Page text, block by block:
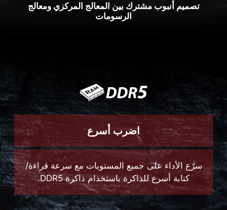
سرّع الأداء على جميع المستويات مع سرعة قراءة/
كتابة أسرع للذاكرة باستخدام ذاكرة DDR5.